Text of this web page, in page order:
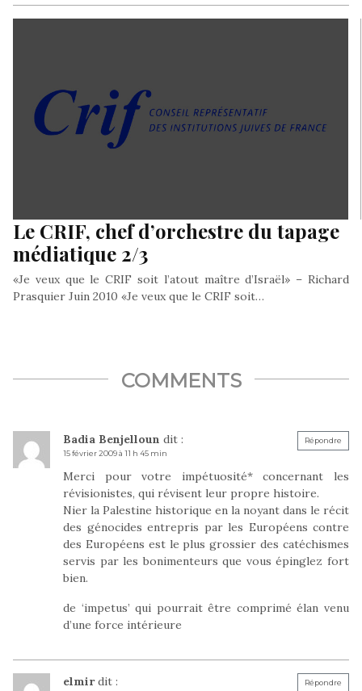
de libanais, en 1913, en Afrique-Occidentale, le chiffre…
Le CRIF, chef d’orchestre du tapage
médiatique 2/3
«Je veux que le CRIF soit l’atout maître d’Israël» – Richard
Prasquier Juin 2010 «Je veux que le CRIF soit…
COMMENTS
Badia Benjelloun dit :
15 février 2009 à 11 h 45 min
Merci pour votre impétuosité* concernant les
révisionistes, qui révisent leur propre histoire.
Nier la Palestine historique en la noyant dans le récit
des génocides entrepris par les Européens contre
des Européens est le plus grossier des catéchismes
servis par les bonimenteurs que vous épinglez fort
bien.
de ‘impetus’ qui pourrait être comprimé élan venu
d’une force intérieure
Répondre
elmir dit : Répondre